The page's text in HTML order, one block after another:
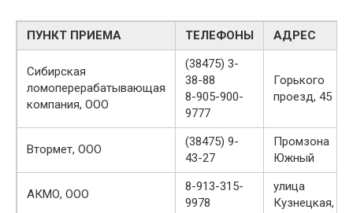
ПУНКТ ПРИЕМА ТЕЛЕФОНЫ АДРЕС
Сибирская
ломоперерабатывающая
компания, ООО
(38475) 3-
38-88
8-905-900-
9777
Горького
проезд, 45
Втормет, ООО
(38475) 9-
43-27
Промзона
Южный
АКМО, ООО
8-913-315-
9978
улица
Кузнецкая, 6а